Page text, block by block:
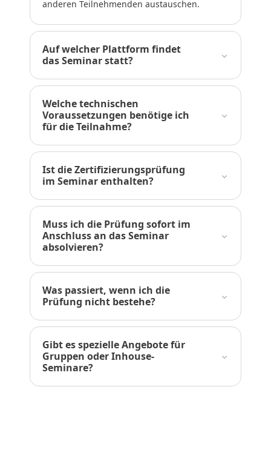
anderen Teilnehmenden austauschen.
Auf welcher Plattform findet
das Seminar statt?
Welche technischen
Voraussetzungen benötige ich
für die Teilnahme?
Ist die Zertifizierungsprüfung
im Seminar enthalten?
Muss ich die Prüfung sofort im
Anschluss an das Seminar
absolvieren?
Was passiert, wenn ich die
Prüfung nicht bestehe?
Gibt es spezielle Angebote für
Gruppen oder Inhouse-
Seminare?